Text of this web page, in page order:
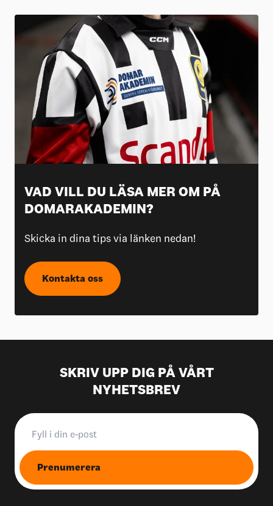
VAD VILL DU LÄSA MER OM PÅ
DOMARAKADEMIN?
Skicka in dina tips via länken nedan!
Kontakta oss
SKRIV UPP DIG PÅ VÅRT
NYHETSBREV
Prenumerera